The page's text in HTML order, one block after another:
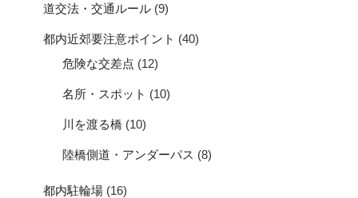
道交法・交通ルール (9)
都内近郊要注意ポイント (40)
危険な交差点 (12)
名所・スポット (10)
川を渡る橋 (10)
陸橋側道・アンダーパス (8)
都内駐輪場 (16)